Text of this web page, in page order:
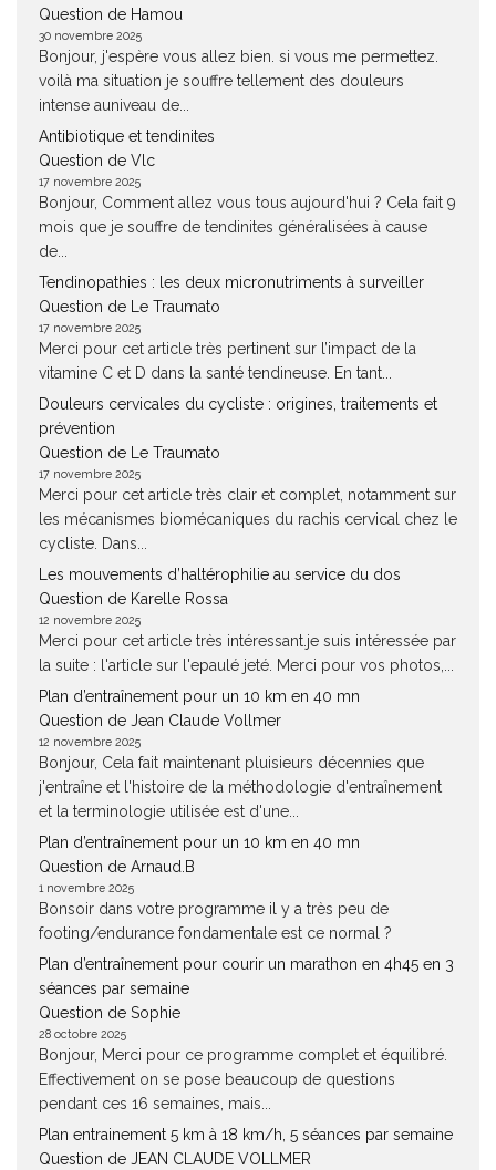
Question de Hamou
30 novembre 2025
Bonjour, j'espère vous allez bien. si vous me permettez.
voilà ma situation je souffre tellement des douleurs
intense auniveau de...
Antibiotique et tendinites
Question de Vlc
17 novembre 2025
Bonjour, Comment allez vous tous aujourd'hui ? Cela fait 9
mois que je souffre de tendinites généralisées à cause
de...
Tendinopathies : les deux micronutriments à surveiller
Question de Le Traumato
17 novembre 2025
Merci pour cet article très pertinent sur l’impact de la
vitamine C et D dans la santé tendineuse. En tant...
Douleurs cervicales du cycliste : origines, traitements et
prévention
Question de Le Traumato
17 novembre 2025
Merci pour cet article très clair et complet, notamment sur
les mécanismes biomécaniques du rachis cervical chez le
cycliste. Dans...
Les mouvements d’haltérophilie au service du dos
Question de Karelle Rossa
12 novembre 2025
Merci pour cet article très intéressant.je suis intéressée par
la suite : l'article sur l'epaulé jeté. Merci pour vos photos,...
Plan d’entraînement pour un 10 km en 40 mn
Question de Jean Claude Vollmer
12 novembre 2025
Bonjour, Cela fait maintenant pluisieurs décennies que
j'entraîne et l'histoire de la méthodologie d'entraînement
et la terminologie utilisée est d'une...
Plan d’entraînement pour un 10 km en 40 mn
Question de Arnaud.B
1 novembre 2025
Bonsoir dans votre programme il y a très peu de
footing/endurance fondamentale est ce normal ?
Plan d’entraînement pour courir un marathon en 4h45 en 3
séances par semaine
Question de Sophie
28 octobre 2025
Bonjour, Merci pour ce programme complet et équilibré.
Effectivement on se pose beaucoup de questions
pendant ces 16 semaines, mais...
Plan entrainement 5 km à 18 km/h, 5 séances par semaine
Question de JEAN CLAUDE VOLLMER